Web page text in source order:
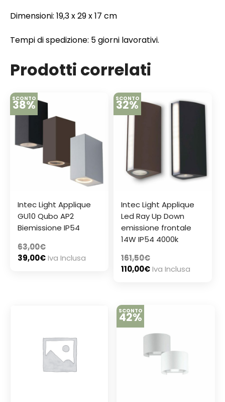
Dimensioni: 19,3 x 29 x 17 cm
Tempi di spedizione: 5 giorni lavorativi.
Prodotti correlati
SCONTO
38%
Intec Light Applique
GU10 Qubo AP2
Biemissione IP54
63,00€
39,00€Iva Inclusa
SCONTO
32%
Intec Light Applique
Led Ray Up Down
emissione frontale
14W IP54 4000k
161,50€
110,00€Iva Inclusa
SCONTO
42%